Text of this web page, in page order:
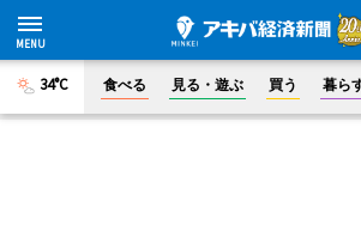
34°C 食べる 見る・遊ぶ 買う 暮ら